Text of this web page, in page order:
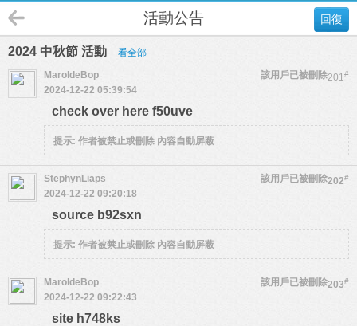
回復
活動公告
2024 中秋節 活動 看全部
201#
MaroldeBop
該用戶已被刪除
2024-12-22 05:39:54
check over here f50uve
提示: 作者被禁止或刪除 內容自動屏蔽
202#
StephynLiaps
該用戶已被刪除
2024-12-22 09:20:18
source b92sxn
提示: 作者被禁止或刪除 內容自動屏蔽
203#
MaroldeBop
該用戶已被刪除
2024-12-22 09:22:43
site h748ks